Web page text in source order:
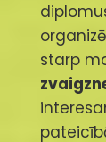
starp